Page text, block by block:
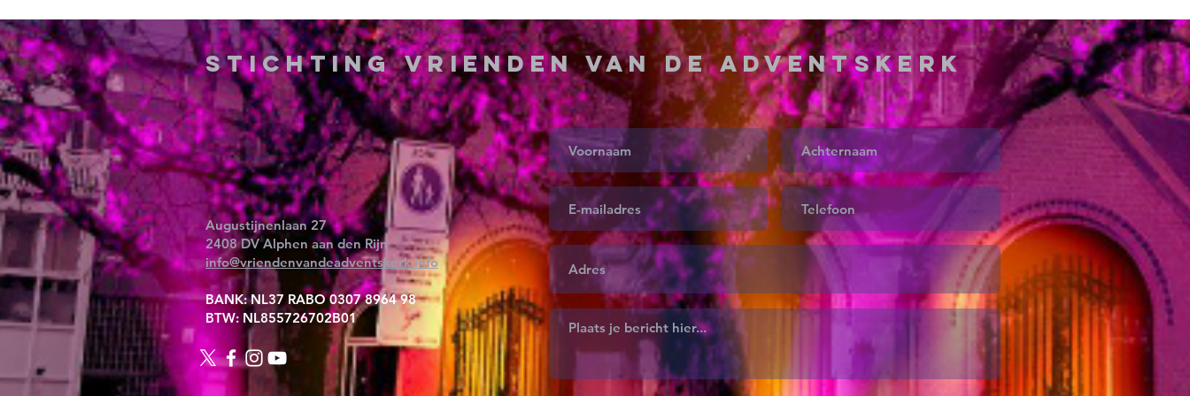
StichtingVrienden van de Adventskerk
Augustijnenlaan 27
2408 DV Alphen aan den Rijn
info@vriendenvandeadventskerk.info
BANK: NL37 RABO 0307 8964 98
BTW: NL855726702B01